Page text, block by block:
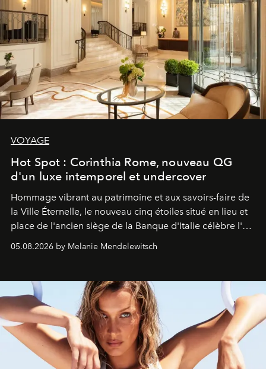
VOYAGE
Hot Spot : Corinthia Rome, nouveau QG
d'un luxe intemporel et undercover
Hommage vibrant au patrimoine et aux savoirs-faire de
la Ville Éternelle, le nouveau cinq étoiles situé en lieu et
place de l'ancien siège de la Banque d'Italie célèbre l'art
05.08.2026 by Melanie Mendelewitsch